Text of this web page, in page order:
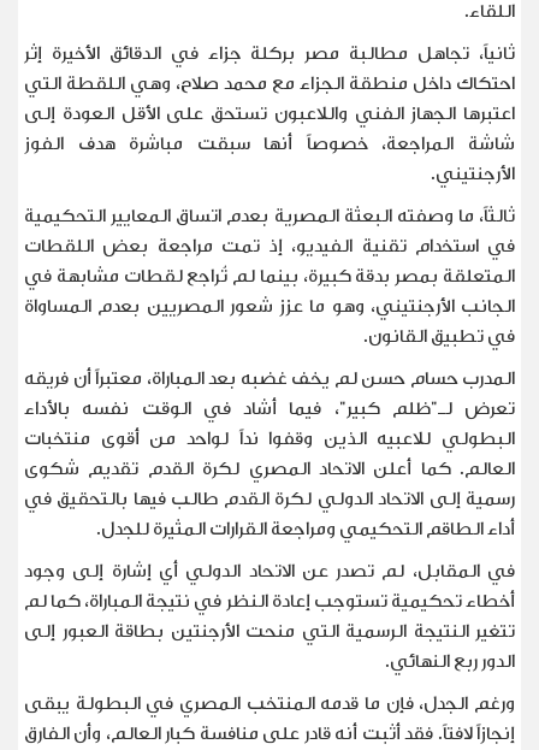
اللقاء.
ثانياً، تجاهل مطالبة مصر بركلة جزاء في الدقائق الأخيرة إثر
احتكاك داخل منطقة الجزاء مع محمد صلاح، وهي اللقطة التي
اعتبرها الجهاز الفني واللاعبون تستحق على الأقل العودة إلى
شاشة المراجعة، خصوصاً أنها سبقت مباشرة هدف الفوز
الأرجنتيني.
ثالثاً، ما وصفته البعثة المصرية بعدم اتساق المعايير التحكيمية
في استخدام تقنية الفيديو، إذ تمت مراجعة بعض اللقطات
المتعلقة بمصر بدقة كبيرة، بينما لم تُراجع لقطات مشابهة في
الجانب الأرجنتيني، وهو ما عزز شعور المصريين بعدم المساواة
في تطبيق القانون.
المدرب حسام حسن لم يخف غضبه بعد المباراة، معتبراً أن فريقه
تعرض لـ"ظلم كبير"، فيما أشاد في الوقت نفسه بالأداء
البطولي للاعبيه الذين وقفوا نداً لواحد من أقوى منتخبات
العالم. كما أعلن الاتحاد المصري لكرة القدم تقديم شكوى
رسمية إلى الاتحاد الدولي لكرة القدم طالب فيها بالتحقيق في
أداء الطاقم التحكيمي ومراجعة القرارات المثيرة للجدل.
في المقابل، لم تصدر عن الاتحاد الدولي أي إشارة إلى وجود
أخطاء تحكيمية تستوجب إعادة النظر في نتيجة المباراة، كما لم
تتغير النتيجة الرسمية التي منحت الأرجنتين بطاقة العبور إلى
الدور ربع النهائي.
ورغم الجدل، فإن ما قدمه المنتخب المصري في البطولة يبقى
إنجازاً لافتاً. فقد أثبت أنه قادر على منافسة كبار العالم، وأن الفارق